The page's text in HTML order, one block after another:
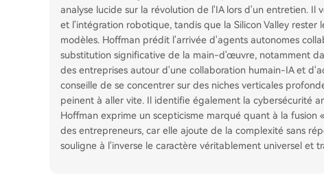
analyse lucide sur la révolution de l'IA lors d'un entretien. Il
et l'intégration robotique, tandis que la Silicon Valley
modèles. Hoffman prédit l'arrivée d'agents autonomes
substitution significative de la main-d'œuvre, notamment
des entreprises autour d'une collaboration humain-IA et
conseille de se concentrer sur des niches verticales
peinent à aller vite. Il identifie également la cybersécurité
Hoffman exprime un scepticisme marqué quant à la
des entrepreneurs, car elle ajoute de la complexité sans
souligne à l'inverse le caractère véritablement universel et